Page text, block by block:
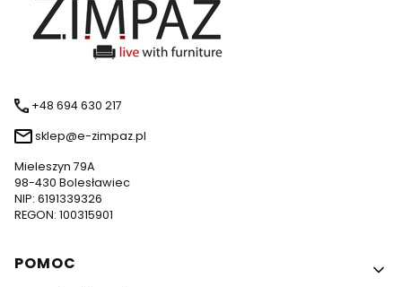
+48 694 630 217
sklep@e-zimpaz.pl
Mieleszyn 79A
98-430 Bolesławiec
NIP: 6191339326
REGON: 100315901
Linki w stopce
POMOC